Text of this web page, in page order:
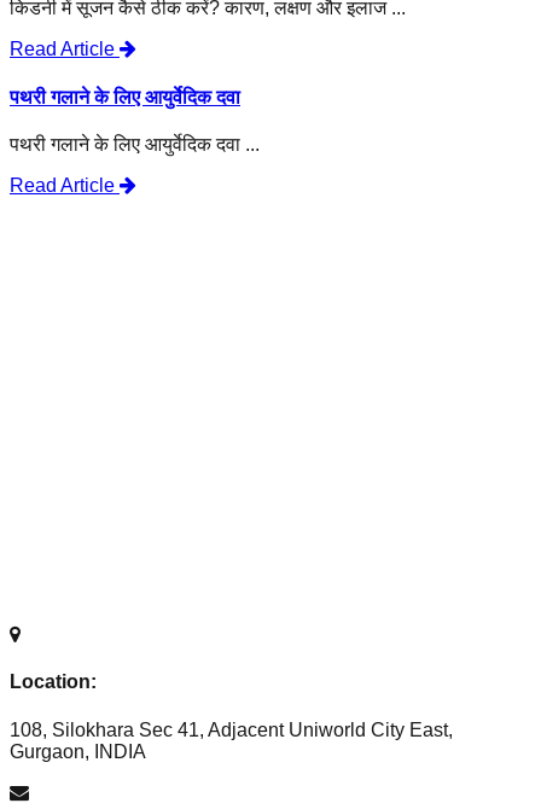
किडनी में सूजन कैसे ठीक करें? कारण, लक्षण और इलाज ...
Read Article
पथरी गलाने के लिए आयुर्वेदिक दवा
पथरी गलाने के लिए आयुर्वेदिक दवा ...
Read Article
Location:
108, Silokhara Sec 41, Adjacent Uniworld City East,
Gurgaon, INDIA